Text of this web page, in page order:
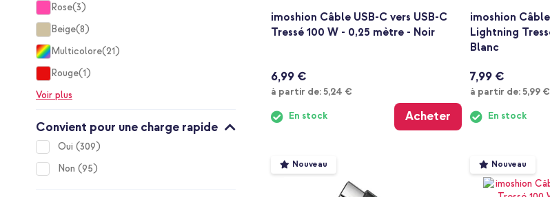
imoshion Câble USB-C vers USB-C
Tressé 100 W - 0,25 mètre - Noir
6,99 €
à partir de: À partir de
5,24 €
En stock Acheter
imoshion
Lightning
Blanc
7,99 €
à partir de: À
5,99 €
En stock
Nouveau Nouveau
Rose 3
items
Beige 8
items
Multicolore 21
items
Rouge 1
item
Voir plus
Convient pour une charge rapide
Oui 309
items
Non
95
items